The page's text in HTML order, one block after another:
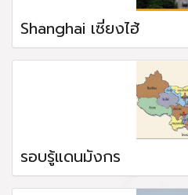
Shanghai เซี่ยงไฮ้
รอบรู้แดนมังกร